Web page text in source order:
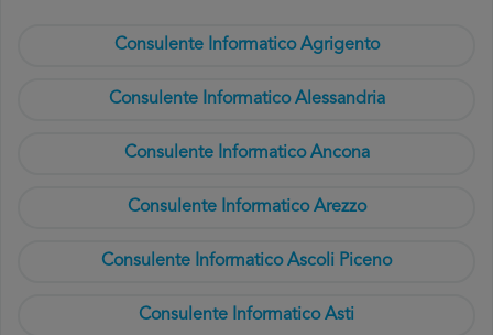
Consulente Informatico Agrigento
Consulente Informatico Alessandria
Consulente Informatico Ancona
Consulente Informatico Arezzo
Consulente Informatico Ascoli Piceno
Consulente Informatico Asti